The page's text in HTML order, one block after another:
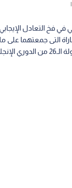
|
فخ التعادل
التى جمعتهما